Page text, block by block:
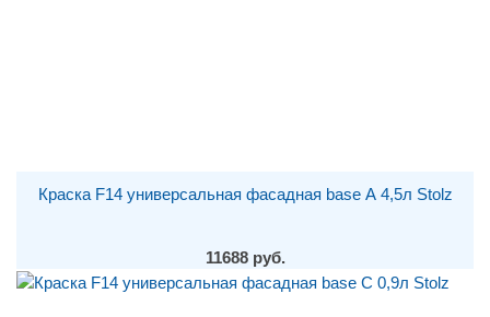
Краска F14 универсальная фасадная base А 4,5л Stolz
11688 руб.